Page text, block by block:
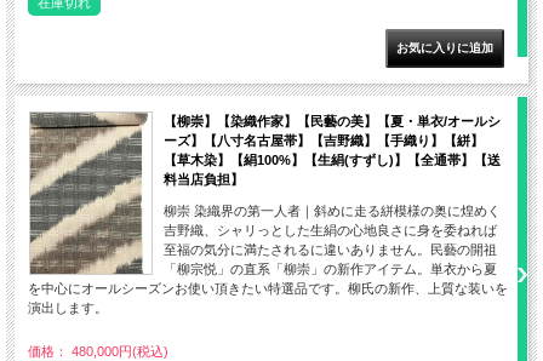
【柳崇】【染織作家】【民藝の美】【夏・単衣/オールシ
ーズ】【八寸名古屋帯】【吉野織】【手織り】【絣】
【草木染】【絹100%】【生絹(すずし)】【全通帯】【送
料当店負担】
柳崇 染織界の第一人者｜斜めに走る絣模様の奥に煌めく
吉野織、シャリっとした生絹の心地良さに身を委ねれば
至福の気分に満たされるに違いありません。民藝の開祖
「柳宗悦」の直系「柳崇」の新作アイテム。単衣から夏
を中心にオールシーズンお使い頂きたい特選品です。柳氏の新作、上質な装いを
演出します。
価格： 480,000円(税込)